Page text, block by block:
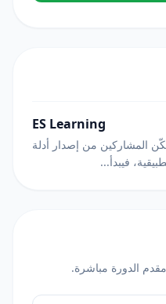
ES Learning
المشاركين من إصدار أدلة
فيبدأ...
الدورة مباشرة.